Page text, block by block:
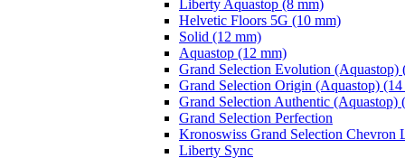
Liberty Aquastop (8 mm)
Helvetic Floors 5G (10 mm)
Solid (12 mm)
Aquastop (12 mm)
Grand Selection Evolution (Aquastop)
Grand Selection Origin (Aquastop)
Grand Selection Authentic (Aquastop)
Grand Selection Perfection
Kronoswiss Grand Selection Chevron
Liberty Sync